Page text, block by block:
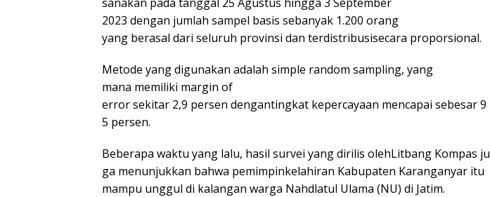
2023 dengan jumlah sampel basis sebanyak 1.200 orang
yang berasal dari seluruh provinsi dan terdistribusisecara proporsional.
Metode yang digunakan adalah simple random sampling, yang
mana memiliki margin of
error sekitar 2,9 persen dengantingkat kepercayaan mencapai sebesar 9
5 persen.
Beberapa waktu yang lalu, hasil survei yang dirilis olehLitbang Kompas ju
ga menunjukkan bahwa pemimpinkelahiran Kabupaten Karanganyar itu
mampu unggul di kalangan warga Nahdlatul Ulama (NU) di Jatim.